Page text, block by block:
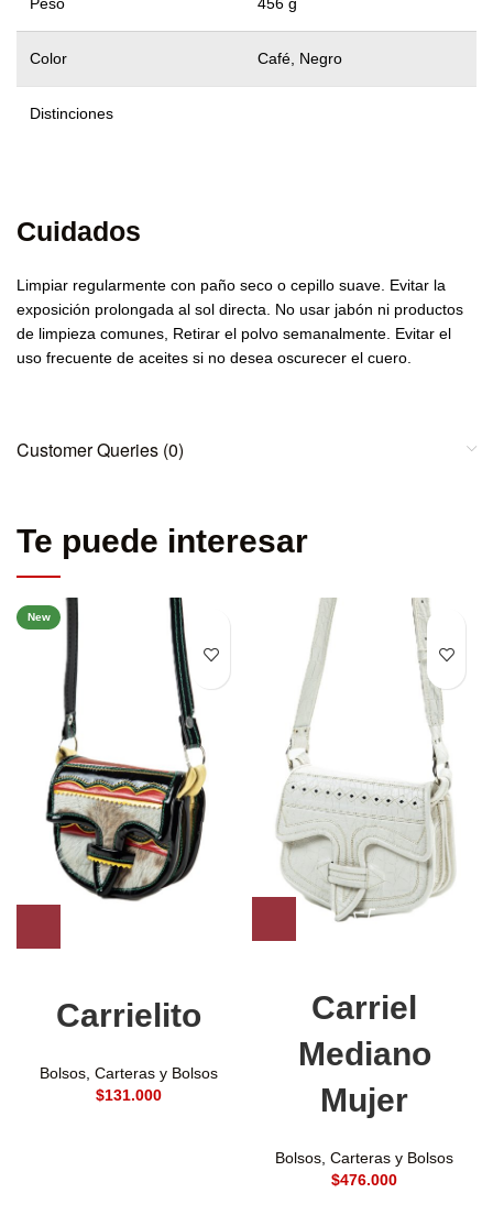
Peso 456 g
Color Café, Negro
Distinciones
Cuidados
Limpiar regularmente con paño seco o cepillo suave. Evitar la
exposición prolongada al sol directa. No usar jabón ni productos
de limpieza comunes, Retirar el polvo semanalmente. Evitar el
uso frecuente de aceites si no desea oscurecer el cuero.
Customer Queries (0)
Te puede interesar
New
Carrielito
Bolsos Carteras y Bolsos
$
Carriel
Mediano
Mujer
Bolsos Carteras y Bolsos
$